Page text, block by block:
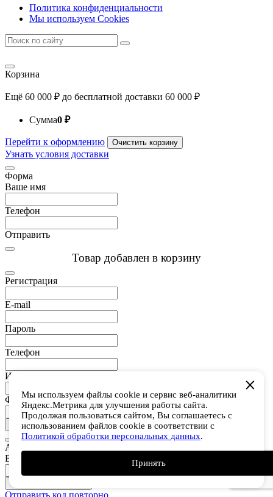
Политика конфиденциальности
Мы используем Cookies
Корзина
Ещё 60 000 ₽ до бесплатной доставки 60 000 ₽
Сумма0 ₽
Перейти к оформлению Очистить корзину
Узнать условия доставки
Форма
Ваше имя
Телефон
Отправить
Товар добавлен в корзину
Регистрация
E-mail
Пароль
Телефон
Имя
Фамилия
Зарегистрироваться
Авторизация
Ваш телефон
Отправить код в смс
Отправить код повторно
Мы используем файлы cookie и сервис веб-аналитики
Яндекс.Метрика для улучшения работы сайта.
Продолжая пользоваться сайтом, Вы соглашаетесь с
использованием файлов cookie в соответствии с
Политикой обработки персональных данных.
Принять